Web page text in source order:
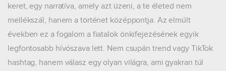
keret, egy narratíva, amely azt üzeni, a te életed nem
mellékszál, hanem a történet középpontja. Az elmúlt
években ez a fogalom a fiatalok önkifejezésének egyik
legfontosabb hívószava lett. Nem csupán trend vagy TikTok
hashtag, hanem válasz egy olyan világra, ami gyakran túl